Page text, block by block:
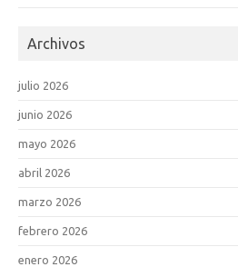
Archivos
julio 2026
junio 2026
mayo 2026
abril 2026
marzo 2026
febrero 2026
enero 2026